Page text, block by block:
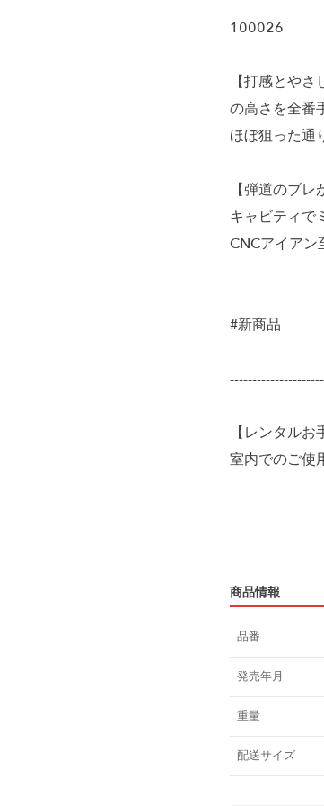
100026
【打感とや
の高さを全番
ほぼ狙った通
【弾道のブ
キャビティで
CNCアイアン
#新商品
【レンタル
室内でのご使
商品情報
品番
発売年月
重量
配送サイズ